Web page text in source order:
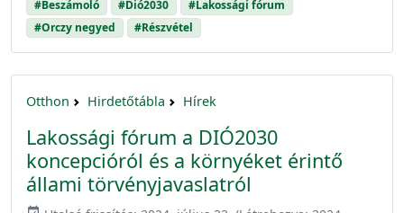
#Beszámoló #Dió2030
#Lakossági fórum
#Orczy negyed
#Részvétel
Otthon Hirdetőtábla Hírek
Lakossági fórum a DIÓ2030
koncepcióról és a környéket érintő
állami törvényjavaslatról